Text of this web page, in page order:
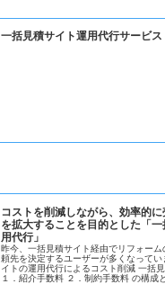
一括見積サイト運用代行サービス
コストを削減しながら、効率的
を拡大することを目的とした「
用代行」
昨今、一括見積サイト経由でリフォー
頼先を決定するユーザーが多くなって
イトの運用代行によるコスト削減 一括
１．紹介手数料 ２．制約手数料 の構成